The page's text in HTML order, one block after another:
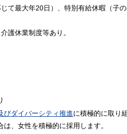
て最大年20日）、特別有給休暇（子
護休業制度等あり。
びダイバーシティ推進に積極的に取り
、女性を積極的に採用します。